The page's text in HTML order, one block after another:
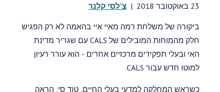
23 באוקטובר 2018 | צ'לסי קלנר
ביקורה של משלחת רמה מאיי איי בהאמה לא רק הפגיש
חלק מהמוחות המובילים של CALS עם שגריר מדינת
האי ובעלי תפקידים מרכזיים אחרים - הוא עורר רעיון
למוטו חדש עבור CALS.
כשראש המחלקה למדעי בעלי החיים, טוד סי, הראה